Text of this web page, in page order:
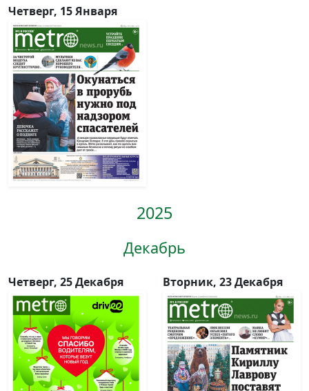
Четверг, 15 Января
2025
Декабрь
Четверг, 25 Декабря Вторник, 23 Декабря